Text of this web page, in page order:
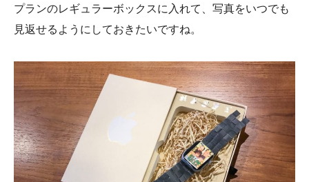
プランのレギュラーボックスに入れて、写真をいつでも
見返せるようにしておきたいですね。